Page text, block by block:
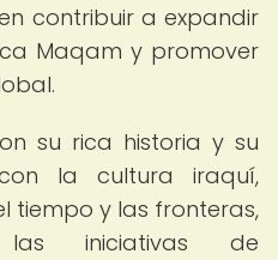
contribuir a expandir
Maqam y promover
su rica historia y su
la cultura iraquí,
tiempo y las fronteras,
iniciativas de